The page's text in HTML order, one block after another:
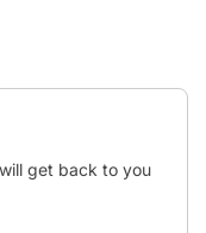
get back to you